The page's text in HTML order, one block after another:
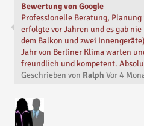
Bewertung von Google
Professionelle Beratung,
erfolgte vor Jahren und es gab
dem Balkon und zwei
Jahr von Berliner Klima warten
freundlich und kompetent.
Geschrieben von Ralph Vor4